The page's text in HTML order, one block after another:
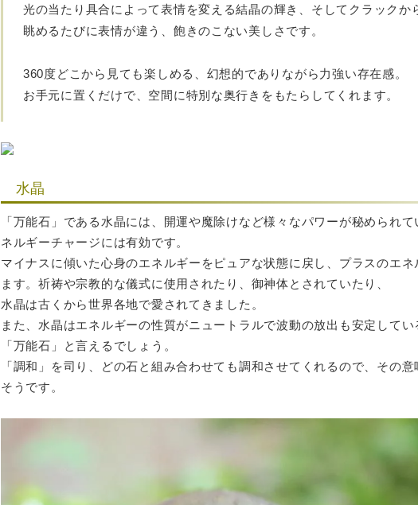
光の当たり具合によって表情を変える結晶の輝き、そしてクラックか
眺めるたびに表情が違う、飽きのこない美しさです。
360度どこから見ても楽しめる、幻想的でありながら力強い存在感。
お手元に置くだけで、空間に特別な奥行きをもたらしてくれます。
水晶
「万能石」である水晶には、開運や魔除けなど様々なパワーが秘められ
ネルギーチャージには有効です。
マイナスに傾いた心身のエネルギーをピュアな状態に戻し、プラスのエ
ます。祈祷や宗教的な儀式に使用されたり、御神体とされていたり、
水晶は古くから世界各地で愛されてきました。
また、水晶はエネルギーの性質がニュートラルで波動の放出も安定して
「万能石」と言えるでしょう。
「調和」を司り、どの石と組み合わせても調和させてくれるので、その意
そうです。